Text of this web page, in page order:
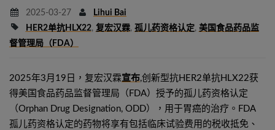
2025-03-27
Lihui Bai
HER2单抗HLX22, 复宏汉霖, 孤儿药资格认定, 美国食品药品监
督管理局（FDA）
2025年3月19日，复宏汉霖宣布,创新型抗HER2单抗HLX22获
得美国食品药品监督管理局（FDA）授予的孤儿药资格认定
（Orphan Drug Designation, ODD），用于胃癌的治疗。FDA
孤儿药资格认定的药物将享有包括临床试验费用的税收抵免、